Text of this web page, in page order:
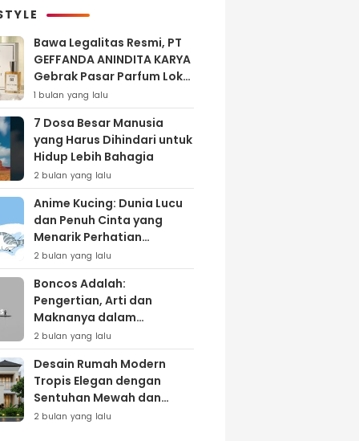
Bawa Legalitas Resmi, PT
GEFFANDA ANINDITA KARYA
Gebrak Pasar Parfum Lokal
Lewat Varian ‘Daily Bliss’
1 bulan yang lalu
7 Dosa Besar Manusia
yang Harus Dihindari untuk
Hidup Lebih Bahagia
2 bulan yang lalu
Anime Kucing: Dunia Lucu
dan Penuh Cinta yang
Menarik Perhatian
Penggemar
2 bulan yang lalu
Boncos Adalah:
Pengertian, Arti dan
Maknanya dalam
Kehidupan Sehari-hari
2 bulan yang lalu
Desain Rumah Modern
Tropis Elegan dengan
Sentuhan Mewah dan
Natural
2 bulan yang lalu